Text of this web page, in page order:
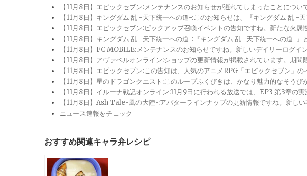
【11月8日】エピックセブン:メンテナンスのお知らせが遅れてしまったことにつ
【11月8日】キングダム 乱 -天下統一への道-:このお知らせは、『キングダム 乱 -
【11月8日】エピックセブン:ピックアップ召喚イベントの告知ですね。新たな火
【11月8日】キングダム 乱 -天下統一への道-:『キングダム 乱 -天下統一への道-
【11月8日】FC MOBILE:メンテナンスのお知らせですね。新しいデイリーログイ
【11月8日】アヴァベルオンライン:ショップの更新情報が掲載されています。期
【11月8日】エピックセブン:この告知は、人気のアニメRPG「エピックセブン」
【11月8日】星のドラゴンクエスト:このループふくびきは、かなり魅力的なそう
【11月8日】イルーナ戦記オンライン:11月9日に行われる放送では、EP3 第3章の
【11月8日】Ash Tale-風の大陸-:アバターラインナップの更新情報ですね。新し
ニュース速報をチェック
おすすめ関連キャラ弁レシピ